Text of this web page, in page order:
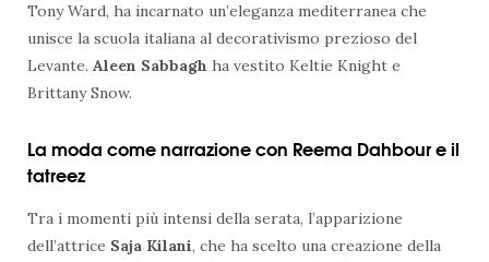
Tony Ward, ha incarnato un’eleganza mediterranea che
unisce la scuola italiana al decorativismo prezioso del
Levante. Aleen Sabbagh ha vestito Keltie Knight e
Brittany Snow.
La moda come narrazione con Reema Dahbour e il
tatreez
Tra i momenti più intensi della serata, l’apparizione
dell’attrice Saja Kilani, che ha scelto una creazione della